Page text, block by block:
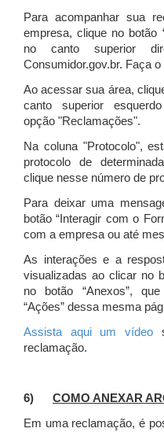
Para acompanhar sua
empresa, clique no botão
no canto superior
Consumidor.gov.br. Faça
Ao acessar sua área,
canto superior
opção "Reclamações".
Na coluna "Protocolo",
protocolo de
clique nesse número de
Para deixar uma
botão “Interagir com o
com a empresa ou até
As interações e a
visualizadas ao clicar no
no botão “Anexos”,
“Ações” dessa mesma
Assista aqui um vídeo
reclamação.
6) COMO ANEXAR
Em uma reclamação, é